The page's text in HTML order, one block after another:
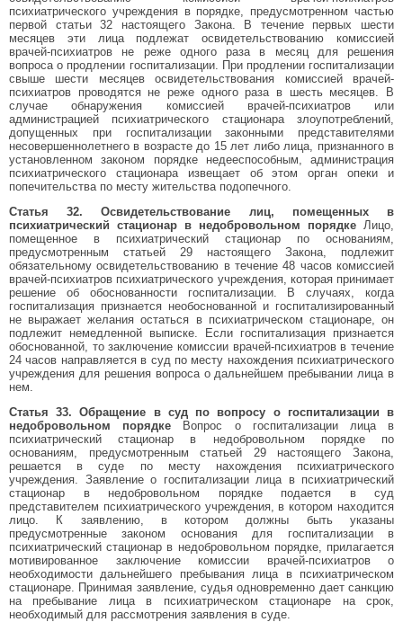
психиатрического учреждения в порядке, предусмотренном частью
первой статьи 32 настоящего Закона. В течение первых шести
месяцев эти лица подлежат освидетельствованию комиссией
врачей-психиатров не реже одного раза в месяц для решения
вопроса о продлении госпитализации. При продлении госпитализации
свыше шести месяцев освидетельствования комиссией врачей-
психиатров проводятся не реже одного раза в шесть месяцев. В
случае обнаружения комиссией врачей-психиатров или
администрацией психиатрического стационара злоупотреблений,
допущенных при госпитализации законными представителями
несовершеннолетнего в возрасте до 15 лет либо лица, признанного в
установленном законом порядке недееспособным, администрация
психиатрического стационара извещает об этом орган опеки и
попечительства по месту жительства подопечного.
Статья 32. Освидетельствование лиц, помещенных в
психиатрический стационар в недобровольном порядке Лицо,
помещенное в психиатрический стационар по основаниям,
предусмотренным статьей 29 настоящего Закона, подлежит
обязательному освидетельствованию в течение 48 часов комиссией
врачей-психиатров психиатрического учреждения, которая принимает
решение об обоснованности госпитализации. В случаях, когда
госпитализация признается необоснованной и госпитализированный
не выражает желания остаться в психиатрическом стационаре, он
подлежит немедленной выписке. Если госпитализация признается
обоснованной, то заключение комиссии врачей-психиатров в течение
24 часов направляется в суд по месту нахождения психиатрического
учреждения для решения вопроса о дальнейшем пребывании лица в
нем.
Статья 33. Обращение в суд по вопросу о госпитализации в
недобровольном порядке Вопрос о госпитализации лица в
психиатрический стационар в недобровольном порядке по
основаниям, предусмотренным статьей 29 настоящего Закона,
решается в суде по месту нахождения психиатрического
учреждения. Заявление о госпитализации лица в психиатрический
стационар в недобровольном порядке подается в суд
представителем психиатрического учреждения, в котором находится
лицо. К заявлению, в котором должны быть указаны
предусмотренные законом основания для госпитализации в
психиатрический стационар в недобровольном порядке, прилагается
мотивированное заключение комиссии врачей-психиатров о
необходимости дальнейшего пребывания лица в психиатрическом
стационаре. Принимая заявление, судья одновременно дает санкцию
на пребывание лица в психиатрическом стационаре на срок,
необходимый для рассмотрения заявления в суде.